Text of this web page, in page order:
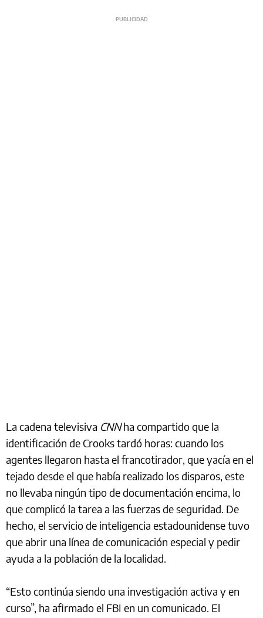
La cadena televisiva CNNha compartido que la
identificación de Crooks tardó horas: cuando los
agentes llegaron hasta el francotirador, que yacía en el
tejado desde el que había realizado los disparos, este
no llevaba ningún tipo de documentación encima, lo
que complicó la tarea a las fuerzas de seguridad. De
hecho, el servicio de inteligencia estadounidense tuvo
que abrir una línea de comunicación especial y pedir
ayuda a la población de la localidad.
“Esto continúa siendo una investigación activa y en
curso”, ha afirmado el FBI en un comunicado. El